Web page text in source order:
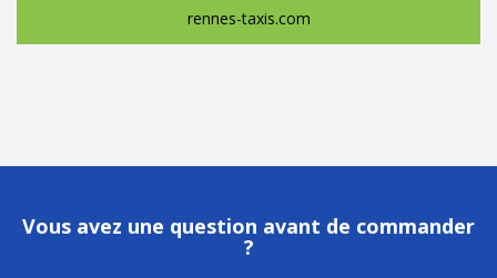
rennes-taxis.com
Vous avez une question avant de commander
?